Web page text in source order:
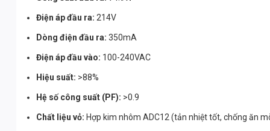
Điện áp đầu ra: 214V
Dòng điện đầu ra: 350mA
Điện áp đầu vào: 100-240VAC
Hiệu suất: >88%
Hệ số công suất (PF): >0.9
Chất liệu vỏ: Hợp kim nhôm ADC12 (tản nhiệt tốt, chống ăn